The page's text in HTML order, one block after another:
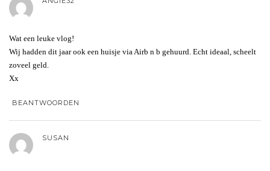
Wat een leuke vlog!
Wij hadden dit jaar ook een huisje via Airb n b gehuurd. Echt ideaal, scheelt
zoveel geld.
Xx
BEANTWOORDEN
SUSAN